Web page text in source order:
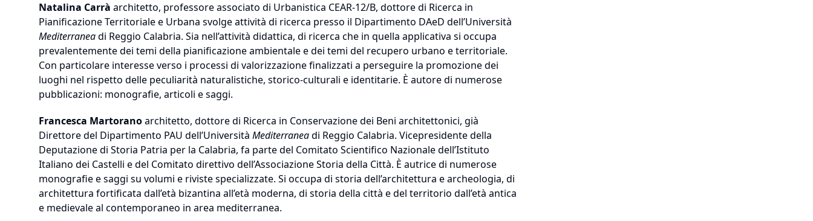
Natalina Carrà architetto, professore associato di Urbanistica CEAR-12/B, dottore di Ricerca in
Pianificazione Territoriale e Urbana svolge attività di ricerca presso il Dipartimento DAeD dell’Università
Mediterraneadi Reggio Calabria. Sia nell’attività didattica, di ricerca che in quella applicativa si occupa
prevalentemente dei temi della pianificazione ambientale e dei temi del recupero urbano e territoriale.
Con particolare interesse verso i processi di valorizzazione finalizzati a perseguire la promozione dei
luoghi nel rispetto delle peculiarità naturalistiche, storico-culturali e identitarie. È autore di numerose
pubblicazioni: monografie, articoli e saggi.
Francesca Martoranoarchitetto, dottore di Ricerca in Conservazione dei Beni architettonici, già
Direttore del Dipartimento PAU dell’Università Mediterraneadi Reggio Calabria. Vicepresidente della
Deputazione di Storia Patria per la Calabria, fa parte del Comitato Scientifico Nazionale dell’Istituto
Italiano dei Castelli e del Comitato direttivo dell’Associazione Storia della Città. È autrice di numerose
monografie e saggi su volumi e riviste specializzate. Si occupa di storia dell’architettura e archeologia, di
architettura fortificata dall’età bizantina all’età moderna, di storia della città e del territorio dall’età antica
e medievale al contemporaneo in area mediterranea.